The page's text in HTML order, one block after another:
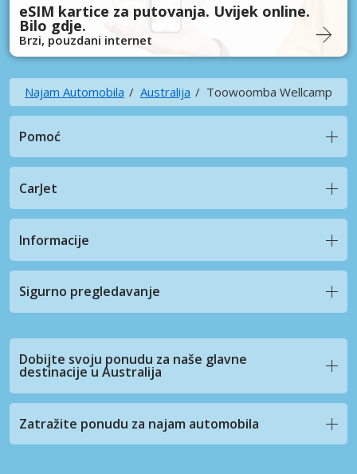
eSIM kartice za putovanja. Uvijek online.
Bilo gdje.
Brzi, pouzdani internet
Najam Automobila Australija Toowoomba Wellcamp
Pomoć
CarJet
Informacije
Sigurno pregledavanje
Dobijte svoju ponudu za naše glavne
destinacije u Australija
Zatražite ponudu za najam automobila